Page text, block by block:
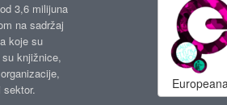
3,6 milijuna
na sadržaj
koje su
knjižnice,
sektor.